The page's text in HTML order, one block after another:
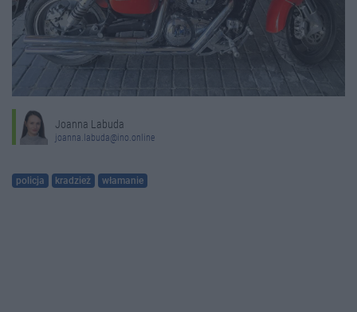
Joanna Labuda
joanna.labuda@ino.online
policja kradzież włamanie